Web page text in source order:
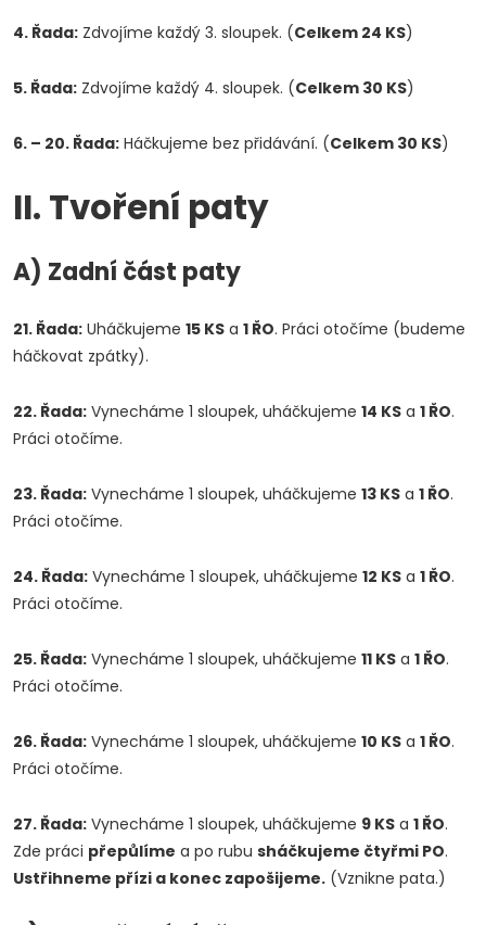
4. Řada: Zdvojíme každý 3. sloupek. (Celkem 24 KS)
5. Řada: Zdvojíme každý 4. sloupek. (Celkem 30 KS)
6. – 20. Řada: Háčkujeme bez přidávání. (Celkem 30 KS)
II. Tvoření paty
A) Zadní část paty
21. Řada: Uháčkujeme 15 KS a 1 ŘO. Práci otočíme (budeme
háčkovat zpátky).
22. Řada: Vynecháme 1 sloupek, uháčkujeme 14 KS a 1 ŘO.
Práci otočíme.
23. Řada: Vynecháme 1 sloupek, uháčkujeme 13 KS a 1 ŘO.
Práci otočíme.
24. Řada: Vynecháme 1 sloupek, uháčkujeme 12 KS a 1 ŘO.
Práci otočíme.
25. Řada: Vynecháme 1 sloupek, uháčkujeme 11 KS a 1 ŘO.
Práci otočíme.
26. Řada: Vynecháme 1 sloupek, uháčkujeme 10 KS a 1 ŘO.
Práci otočíme.
27. Řada: Vynecháme 1 sloupek, uháčkujeme 9 KS a 1 ŘO.
Zde práci přepůlíme a po rubu sháčkujeme čtyřmi PO.
Ustřihneme přízi a konec zapošijeme. (Vznikne pata.)